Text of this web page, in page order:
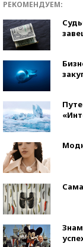
РЕКОМЕНДУЕМ: